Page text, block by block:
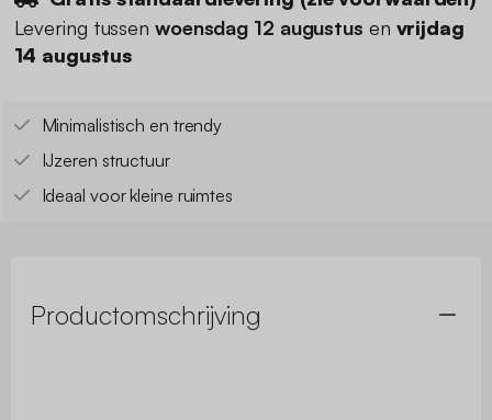
Levering tussen woensdag 12 augustus en vrijdag
14 augustus
Minimalistisch en trendy
IJzeren structuur
Ideaal voor kleine ruimtes
Productomschrijving